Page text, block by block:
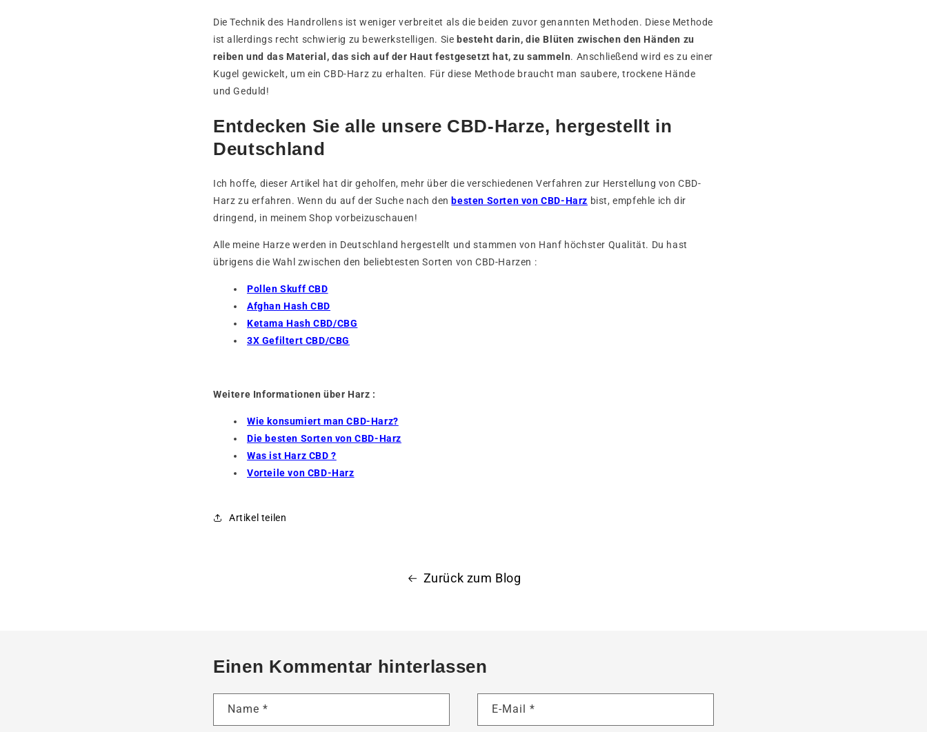
Die Technik des Handrollens ist weniger verbreitet als die beiden zuvor genannten Methoden. Diese Methode
ist allerdings recht schwierig zu bewerkstelligen. Sie besteht darin, die Blüten zwischen den Händen zu
reiben und das Material, das sich auf der Haut festgesetzt hat, zu sammeln. Anschließend wird es zu einer
Kugel gewickelt, um ein CBD-Harz zu erhalten. Für diese Methode braucht man saubere, trockene Hände
und Geduld!
Entdecken Sie alle unsere CBD-Harze, hergestellt in
Deutschland
Ich hoffe, dieser Artikel hat dir geholfen, mehr über die verschiedenen Verfahren zur Herstellung von CBD-
Harz zu erfahren. Wenn du auf der Suche nach den besten Sorten von CBD-Harz bist, empfehle ich dir
dringend, in meinem Shop vorbeizuschauen!
Alle meine Harze werden in Deutschland hergestellt und stammen von Hanf höchster Qualität. Du hast
übrigens die Wahl zwischen den beliebtesten Sorten von CBD-Harzen :
Pollen Skuff CBD
Afghan Hash CBD
Ketama Hash CBD/CBG
3X Gefiltert CBD/CBG
Weitere Informationen über Harz :
Wie konsumiert man CBD-Harz?
Die besten Sorten von CBD-Harz
Was ist Harz CBD ?
Vorteile von CBD-Harz
Artikel teilen
Zurück zum Blog
Einen Kommentar hinterlassen
Name * E-Mail *